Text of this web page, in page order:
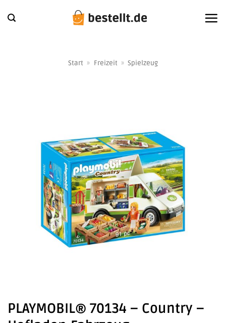
Inhalt
Start » Freizeit » Spielzeug
PLAYMOBIL® 70134 – Country –